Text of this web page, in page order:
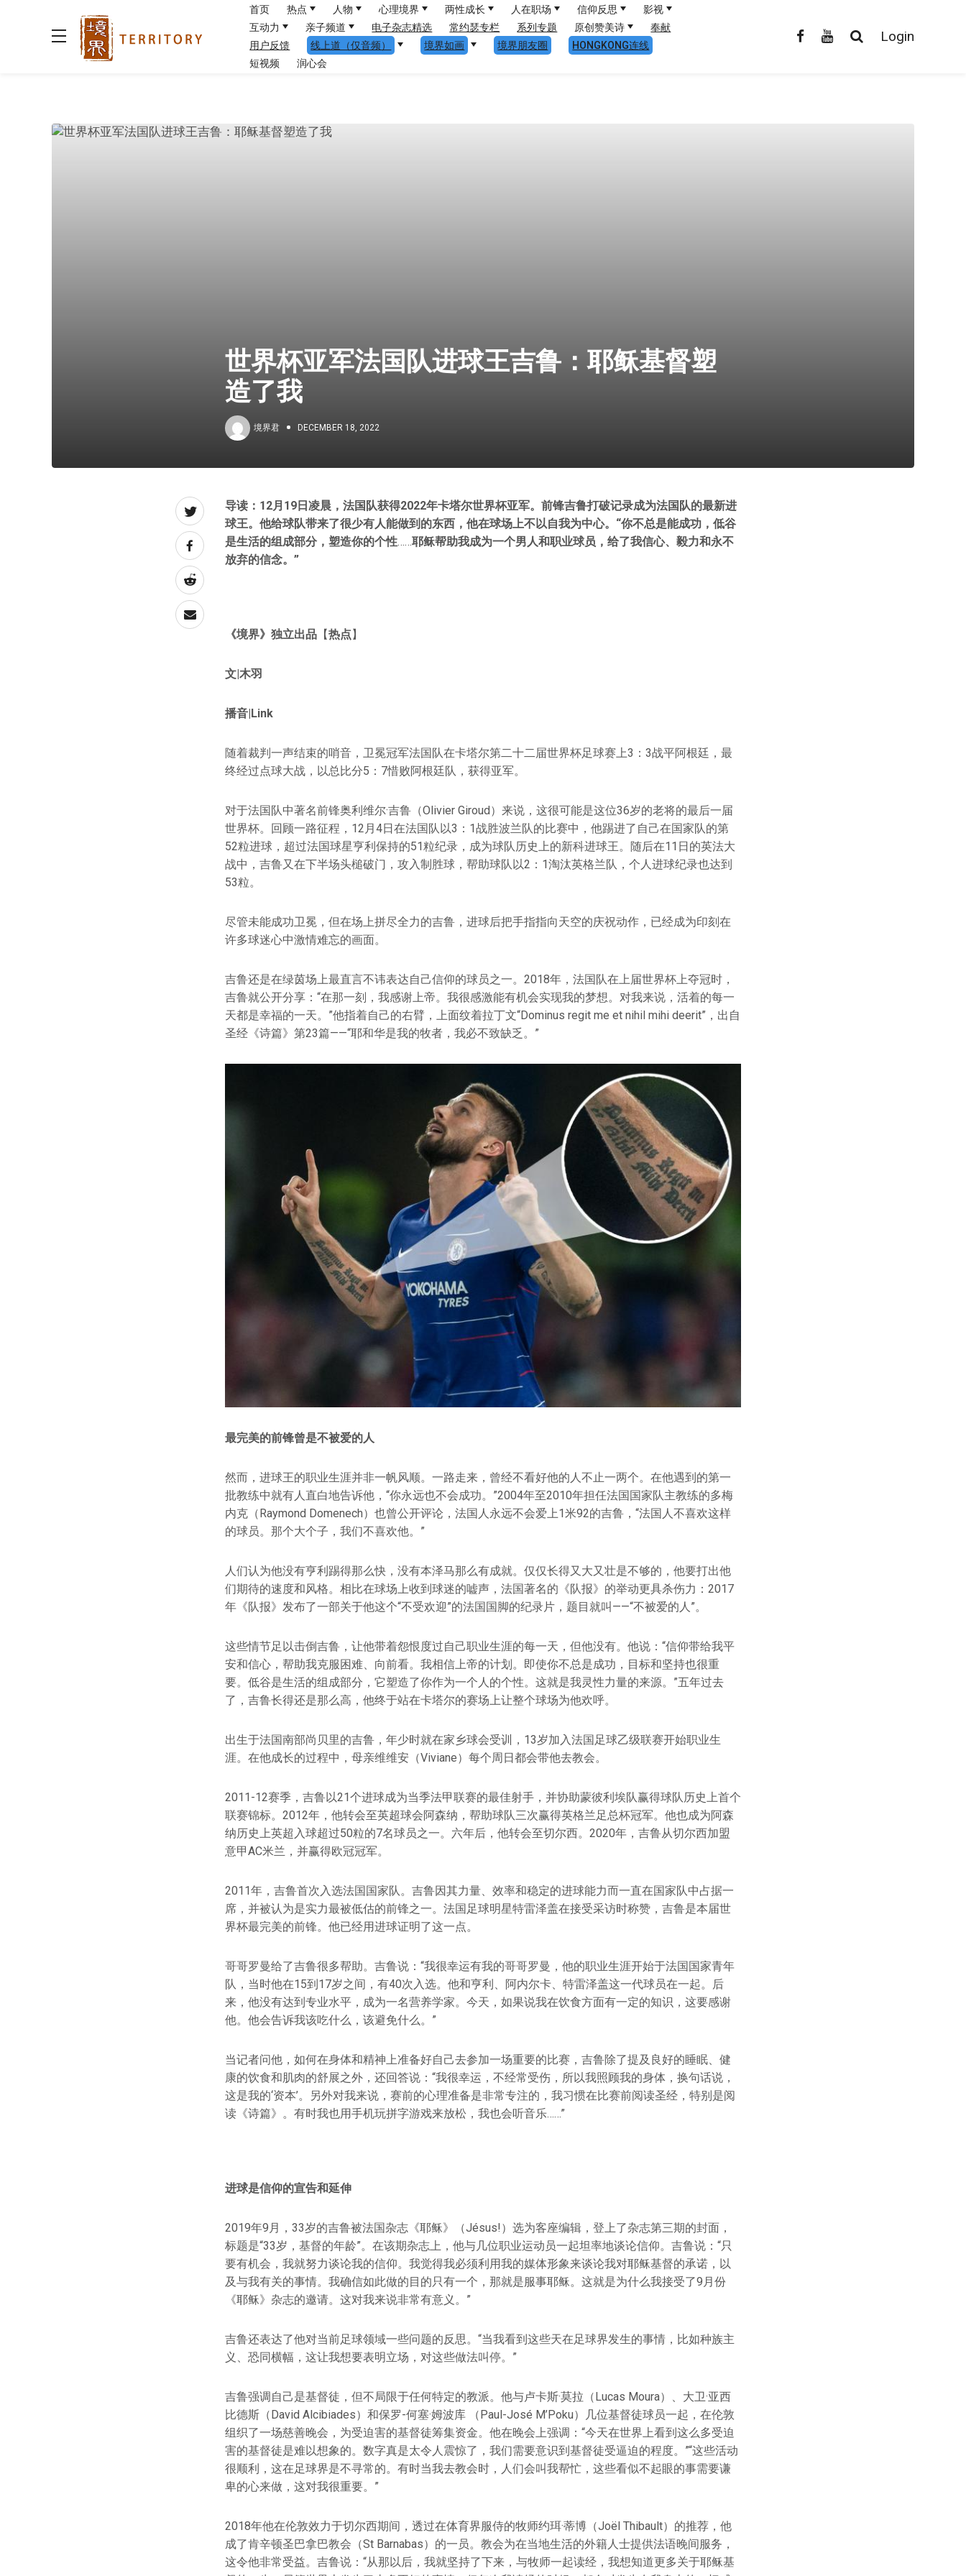
首页 热点 人物 心理境界 两性成长 人在职场 信仰反思
影视
互动力
亲子频道 电子杂志精选 常约瑟专栏 系列专题 原创赞美诗
奉献
用户反馈
线上道（仅音频） 境界如画 境界朋友圈
HONGKONG连线
短视频
润心会
Login
世界杯亚军法国队进球王吉鲁：耶稣基督塑
造了我
境界君 DECEMBER 18, 2022
导读：12月19日凌晨，法国队获得2022年卡塔尔世界杯亚军。前锋吉鲁打破记录成为法国队的最新进
球王。他给球队带来了很少有人能做到的东西，他在球场上不以自我为中心。“你不总是能成功，低谷
是生活的组成部分，塑造你的个性……耶稣帮助我成为一个男人和职业球员，给了我信心、毅力和永不
放弃的信念。”
《境界》独立出品 【热点】
文|木羽
播音|Link
随着裁判一声结束的哨音，卫冕冠军法国队在卡塔尔第二十二届世界杯足球赛上3：3战平阿根廷，最
终经过点球大战，以总比分5：7惜败阿根廷队，获得亚军。
对于法国队中著名前锋奥利维尔·吉鲁（Olivier Giroud）来说，这很可能是这位36岁的老将的最后一届
世界杯。回顾一路征程，12月4日在法国队以3：1战胜波兰队的比赛中，他踢进了自己在国家队的第
52粒进球，超过法国球星亨利保持的51粒纪录，成为球队历史上的新科进球王。随后在11日的英法大
战中，吉鲁又在下半场头槌破门，攻入制胜球，帮助球队以2：1淘汰英格兰队，个人进球纪录也达到
53粒。
尽管未能成功卫冕，但在场上拼尽全力的吉鲁，进球后把手指指向天空的庆祝动作，已经成为印刻在
许多球迷心中激情难忘的画面。
吉鲁还是在绿茵场上最直言不讳表达自己信仰的球员之一。2018年，法国队在上届世界杯上夺冠时，
吉鲁就公开分享：“在那一刻，我感谢上帝。我很感激能有机会实现我的梦想。对我来说，活着的每一
天都是幸福的一天。”他指着自己的右臂，上面纹着拉丁文“Dominus regit me et nihil mihi deerit”，出自
圣经《诗篇》第23篇——“耶和华是我的牧者，我必不致缺乏。”
最完美的前锋曾是不被爱的人
然而，进球王的职业生涯并非一帆风顺。一路走来，曾经不看好他的人不止一两个。在他遇到的第一
批教练中就有人直白地告诉他，“你永远也不会成功。”2004年至2010年担任法国国家队主教练的多梅
内克（Raymond Domenech）也曾公开评论，法国人永远不会爱上1米92的吉鲁，“法国人不喜欢这样
的球员。那个大个子，我们不喜欢他。”
人们认为他没有亨利踢得那么快，没有本泽马那么有成就。仅仅长得又大又壮是不够的，他要打出他
们期待的速度和风格。相比在球场上收到球迷的嘘声，法国著名的《队报》的举动更具杀伤力：2017
年《队报》发布了一部关于他这个“不受欢迎”的法国国脚的纪录片，题目就叫——“不被爱的人”。
这些情节足以击倒吉鲁，让他带着怨恨度过自己职业生涯的每一天，但他没有。他说：“信仰带给我平
安和信心，帮助我克服困难、向前看。我相信上帝的计划。即使你不总是成功，目标和坚持也很重
要。低谷是生活的组成部分，它塑造了你作为一个人的个性。这就是我灵性力量的来源。”五年过去
了，吉鲁长得还是那么高，他终于站在卡塔尔的赛场上让整个球场为他欢呼。
出生于法国南部尚贝里的吉鲁，年少时就在家乡球会受训，13岁加入法国足球乙级联赛开始职业生
涯。在他成长的过程中，母亲维维安（Viviane）每个周日都会带他去教会。
2011-12赛季，吉鲁以21个进球成为当季法甲联赛的最佳射手，并协助蒙彼利埃队赢得球队历史上首个
联赛锦标。2012年，他转会至英超球会阿森纳，帮助球队三次赢得英格兰足总杯冠军。他也成为阿森
纳历史上英超入球超过50粒的7名球员之一。六年后，他转会至切尔西。2020年，吉鲁从切尔西加盟
意甲AC米兰，并赢得欧冠冠军。
2011年，吉鲁首次入选法国国家队。吉鲁因其力量、效率和稳定的进球能力而一直在国家队中占据一
席，并被认为是实力最被低估的前锋之一。法国足球明星特雷泽盖在接受采访时称赞，吉鲁是本届世
界杯最完美的前锋。他已经用进球证明了这一点。
哥哥罗曼给了吉鲁很多帮助。吉鲁说：“我很幸运有我的哥哥罗曼，他的职业生涯开始于法国国家青年
队，当时他在15到17岁之间，有40次入选。他和亨利、阿内尔卡、特雷泽盖这一代球员在一起。后
来，他没有达到专业水平，成为一名营养学家。今天，如果说我在饮食方面有一定的知识，这要感谢
他。他会告诉我该吃什么，该避免什么。”
当记者问他，如何在身体和精神上准备好自己去参加一场重要的比赛，吉鲁除了提及良好的睡眠、健
康的饮食和肌肉的舒展之外，还回答说：“我很幸运，不经常受伤，所以我照顾我的身体，换句话说，
这是我的‘资本’。另外对我来说，赛前的心理准备是非常专注的，我习惯在比赛前阅读圣经，特别是阅
读《诗篇》。有时我也用手机玩拼字游戏来放松，我也会听音乐……”
进球是信仰的宣告和延伸
2019年9月，33岁的吉鲁被法国杂志《耶稣》（Jésus!）选为客座编辑，登上了杂志第三期的封面，
标题是“33岁，基督的年龄”。在该期杂志上，他与几位职业运动员一起坦率地谈论信仰。吉鲁说：“只
要有机会，我就努力谈论我的信仰。我觉得我必须利用我的媒体形象来谈论我对耶稣基督的承诺，以
及与我有关的事情。我确信如此做的目的只有一个，那就是服事耶稣。这就是为什么我接受了9月份
《耶稣》杂志的邀请。这对我来说非常有意义。”
吉鲁还表达了他对当前足球领域一些问题的反思。“当我看到这些天在足球界发生的事情，比如种族主
义、恐同横幅，这让我想要表明立场，对这些做法叫停。”
吉鲁强调自己是基督徒，但不局限于任何特定的教派。他与卢卡斯·莫拉（Lucas Moura）、大卫·亚西
比德斯（David Alcibiades）和保罗-何塞·姆波库 （Paul-José M’Poku）几位基督徒球员一起，在伦敦
组织了一场慈善晚会，为受迫害的基督徒筹集资金。他在晚会上强调：“今天在世界上看到这么多受迫
害的基督徒是难以想象的。数字真是太令人震惊了，我们需要意识到基督徒受逼迫的程度。”“这些活动
很顺利，这在足球界是不寻常的。有时当我去教会时，人们会叫我帮忙，这些看似不起眼的事需要谦
卑的心来做，这对我很重要。”
2018年他在伦敦效力于切尔西期间，透过在体育界服侍的牧师约珥·蒂博（Joël Thibault）的推荐，他
成了肯辛顿圣巴拿巴教会（St Barnabas）的一员。教会为在当地生活的外籍人士提供法语晚间服务，
这令他非常受益。吉鲁说：“从那以后，我就坚持了下来，与牧师一起读经，我想知道更多关于耶稣基